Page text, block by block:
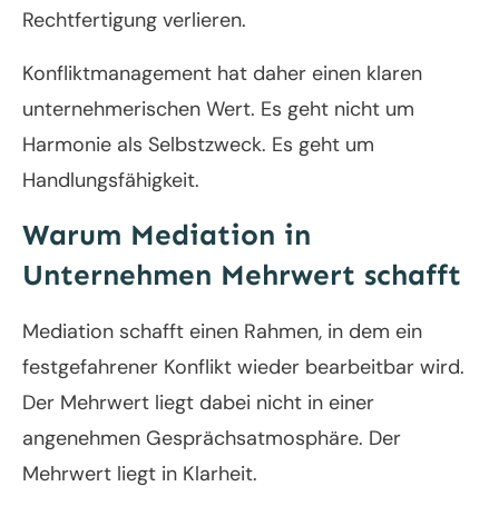
Rechtfertigung verlieren.
Konfliktmanagement hat daher einen klaren
unternehmerischen Wert. Es geht nicht um
Harmonie als Selbstzweck. Es geht um
Handlungsfähigkeit.
Warum Mediation in
Unternehmen Mehrwert schafft
Mediation schafft einen Rahmen, in dem ein
festgefahrener Konflikt wieder bearbeitbar wird.
Der Mehrwert liegt dabei nicht in einer
angenehmen Gesprächsatmosphäre. Der
Mehrwert liegt in Klarheit.